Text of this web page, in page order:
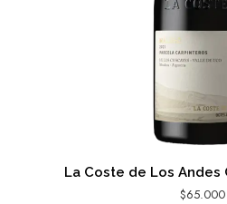
La Coste de Los Andes
$65.000